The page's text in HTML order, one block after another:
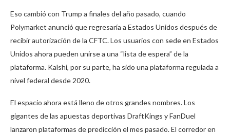
Eso cambió con Trump a finales del año pasado, cuando
Polymarket anunció que regresaría a Estados Unidos después de
recibir autorización de la CFTC. Los usuarios con sede en Estados
Unidos ahora pueden unirse a una “lista de espera” de la
plataforma. Kalshi, por su parte, ha sido una plataforma regulada a
nivel federal desde 2020.
El espacio ahora está lleno de otros grandes nombres. Los
gigantes de las apuestas deportivas DraftKings y FanDuel
lanzaron plataformas de predicción el mes pasado. El corredor en